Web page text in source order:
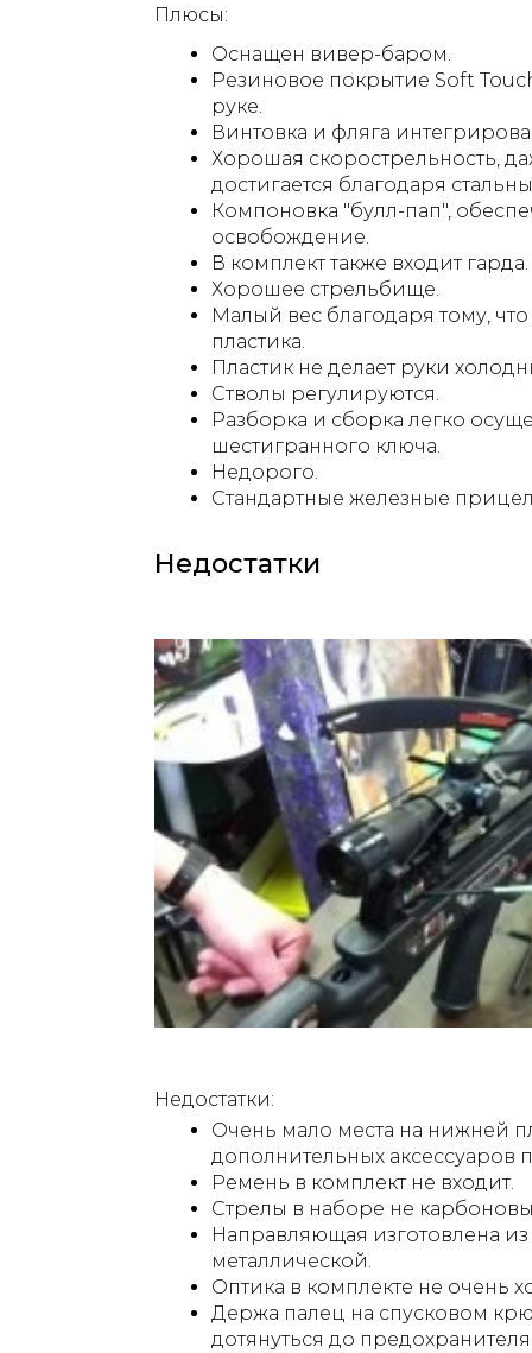
Плюсы:
Оснащен вивер-баром.
Резиновое покрытие Soft
руке.
Винтовка и фляга
Хорошая скорострельность,
достигается благодаря
Компоновка "булл-пап",
освобождение.
В комплект также входит гарда.
Хорошее стрельбище.
Малый вес благодаря тому,
пластика.
Пластик не делает руки
Стволы регулируются.
Разборка и сборка легко
шестигранного ключа.
Недорого.
Стандартные железные
Недостатки
Недостатки:
Очень мало места на нижней
дополнительных аксессуаров
Ремень в комплект не входит.
Стрелы в наборе не
Направляющая изготовлена из
металлической.
Оптика в комплекте не очень
Держа палец на спусковом
дотянуться до